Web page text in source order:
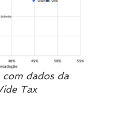
dados da
Tax